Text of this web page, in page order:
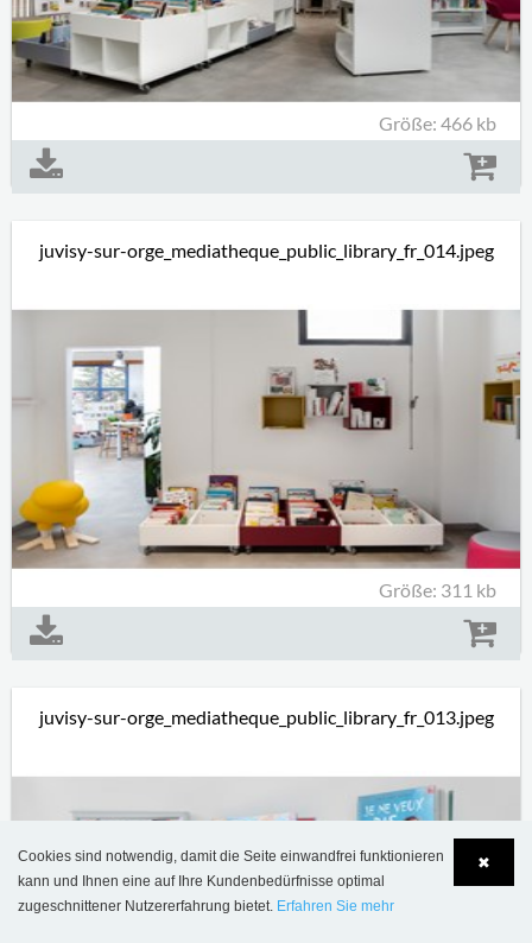
Größe: 466 kb
juvisy-sur-orge_mediatheque_public_library_fr_014.jpeg
Größe: 311 kb
juvisy-sur-orge_mediatheque_public_library_fr_013.jpeg
✖
Cookies sind notwendig, damit die Seite einwandfrei funktionieren
kann und Ihnen eine auf Ihre Kundenbedürfnisse optimal
zugeschnittener Nutzererfahrung bietet. Erfahren Sie mehr